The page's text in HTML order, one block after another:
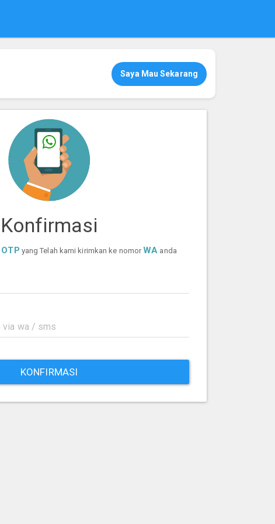
Saya Mau Sekarang
Konfirmasi
OTP yang Telah kami kirimkan ke nomorWA anda
KONFIRMASI